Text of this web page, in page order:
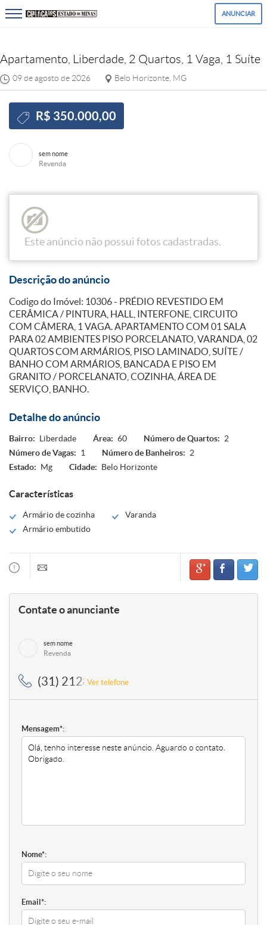
ANUNCIAR
Apartamento, Liberdade, 2 Quartos, 1 Vaga, 1 Suíte
09 de agosto de 2026 Belo Horizonte, MG
R$ 350.000,00
sem nome
Revenda
Este anúncio não possui fotos cadastradas.
Descrição do anúncio
Codigo do Imóvel: 10306 - PRÉDIO REVESTIDO EM
CERÂMICA / PINTURA, HALL, INTERFONE, CIRCUITO
COM CÂMERA, 1 VAGA. APARTAMENTO COM 01 SALA
PARA 02 AMBIENTES PISO PORCELANATO, VARANDA, 02
QUARTOS COM ARMÁRIOS, PISO LAMINADO, SUÍTE /
BANHO COM ARMÁRIOS, BANCADA E PISO EM
GRANITO / PORCELANATO, COZINHA, ÁREA DE
SERVIÇO, BANHO.
Detalhe do anúncio
Bairro: Liberdade Área: 60 Número de Quartos: 2
Número de Vagas: 1 Número de Banheiros: 2
Estado: Mg Cidade: Belo Horizonte
Características
Armário de cozinha
Varanda
Armário embutido
Contate o anunciante
sem nome
Revenda
(31) 2128-5959, (31) 2128-5959
Ver telefone
Mensagem*:
Nome*:
Email*: